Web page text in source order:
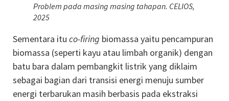
Problem pada masing masing tahapan. CELIOS,
2025
Sementara itu co-firing biomassa yaitu pencampuran
biomassa (seperti kayu atau limbah organik) dengan
batu bara dalam pembangkit listrik yang diklaim
sebagai bagian dari transisi energi menuju sumber
energi terbarukan masih berbasis pada ekstraksi